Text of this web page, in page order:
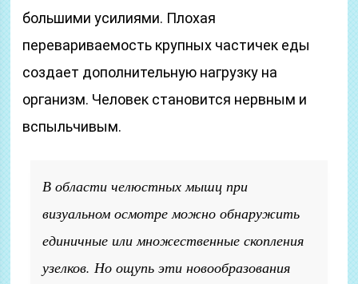
большими усилиями. Плохая
перевариваемость крупных частичек еды
создает дополнительную нагрузку на
организм. Человек становится нервным и
вспыльчивым.
В области челюстных мышц при
визуальном осмотре можно обнаружить
единичные или множественные скопления
узелков. Но ощупь эти новообразования